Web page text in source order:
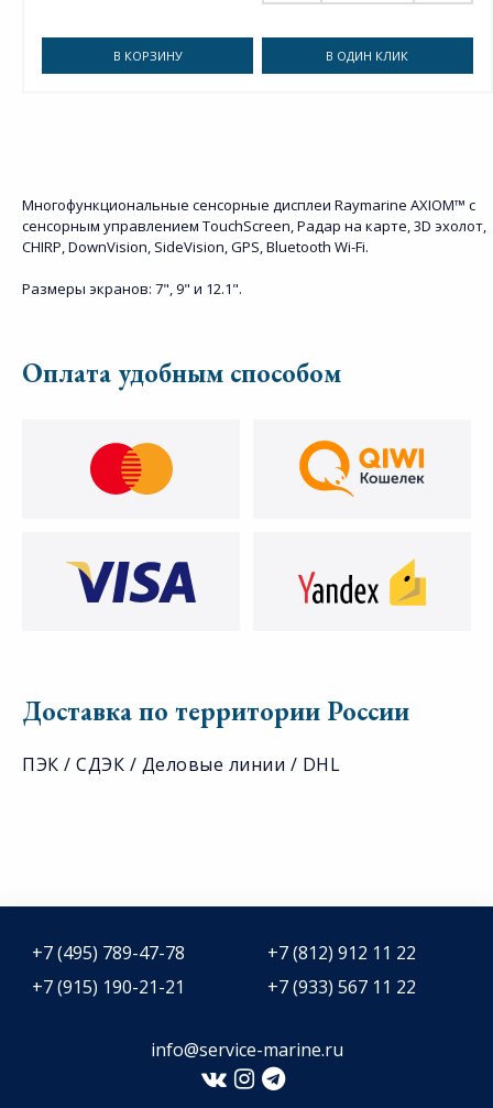
В КОРЗИНУ В ОДИН КЛИК
Многофункциональные сенсорные дисплеи Raymarine AXIOM™ c
сенсорным управлением TouchScreen, Радар на карте, 3D эхолот,
CHIRP, DownVision, SideVision, GPS, Bluetooth Wi-Fi.
Размеры экранов: 7", 9" и 12.1".
Оплата удобным способом
Доставка по территории России
ПЭК / СДЭК / Деловые линии / DHL
+7 (495) 789-47-78
+7 (812) 912 11 22
+7 (915) 190-21-21
+7 (933) 567 11 22
info@service-marine.ru​​